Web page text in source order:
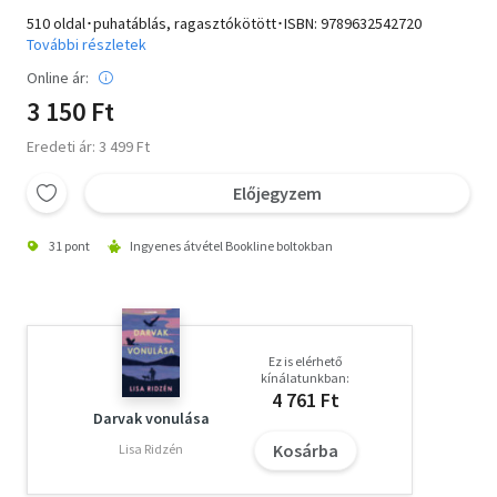
510 oldal･puhatáblás, ragasztókötött･ISBN: 9789632542720
További részletek
Online ár:
3 150 Ft
Eredeti ár: 3 499 Ft
Előjegyzem
31 pont Ingyenes átvétel Bookline boltokban
Darvak vonulása
Lisa Ridzén
Ez is elérhető
kínálatunkban:
4 761 Ft
Kosárba